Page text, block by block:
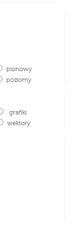
pionowy
poziomy
grafiki
wektory